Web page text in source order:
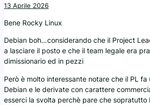
13 Aprile 2026
Bene Rocky Linux
Debian boh…considerando che il Project
a lasciare il posto e che il team legale era
dimissionario ed in pezzi
Però è molto interessante notare che il PL
Debian e le derivate con carattere
esserci la svolta perchè pare che sopratutto